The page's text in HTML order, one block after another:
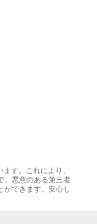
す。これにより、
、悪意のある第三者
ができます。安心し